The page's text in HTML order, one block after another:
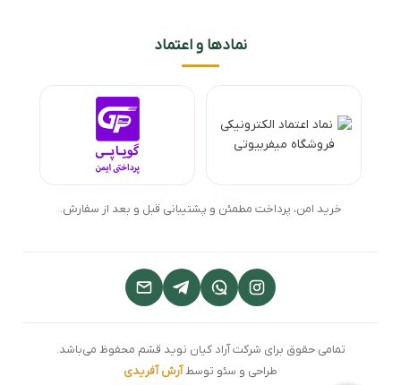
نمادها و اعتماد
خرید امن، پرداخت مطمئن و پشتیبانی قبل و بعد از سفارش.
تمامی حقوق برای شرکت آراد کیان نوید قشم محفوظ می‌باشد.
طراحی و سئو توسطآرش آفریدی